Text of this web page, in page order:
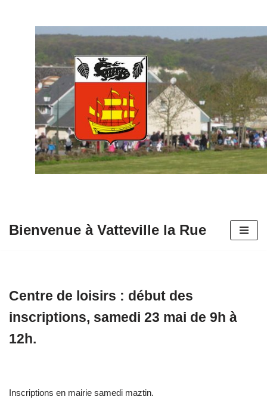
contenu
Bienvenue à Vatteville la Rue
Centre de loisirs : début des
inscriptions, samedi 23 mai de 9h à
12h.
Inscriptions en mairie samedi maztin.